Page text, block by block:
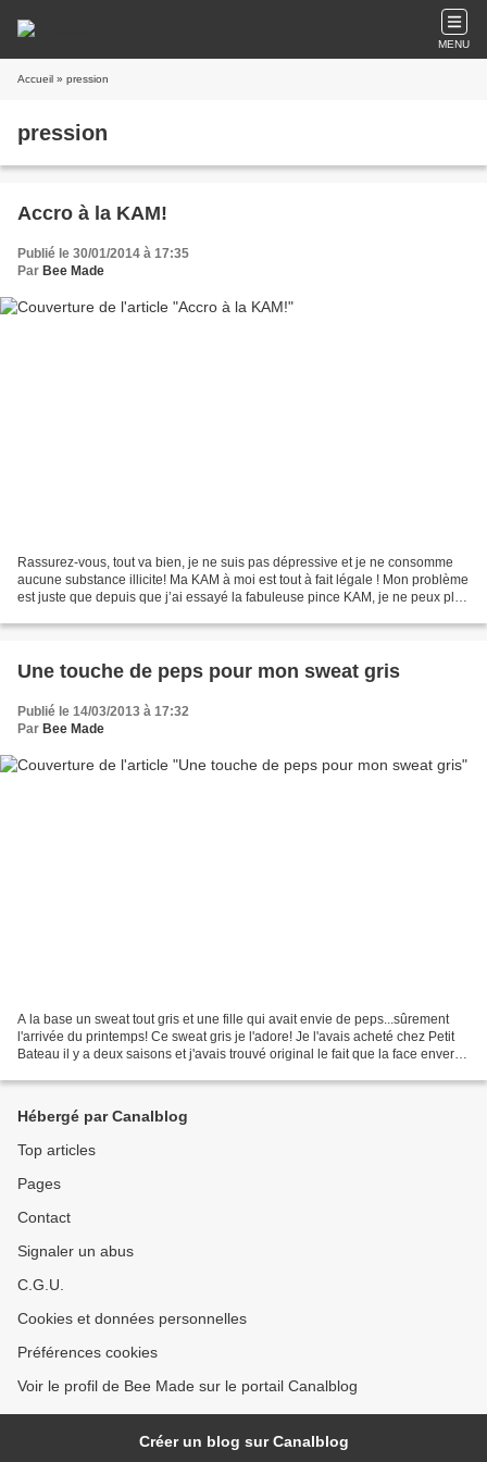
MENU
Accueil » pression
pression
Accro à la KAM!
Publié le 30/01/2014 à 17:35
Par Bee Made
Rassurez-vous, tout va bien, je ne suis pas dépressive et je ne consomme
aucune substance illicite! Ma KAM à moi est tout à fait légale ! Mon problème
est juste que depuis que j’ai essayé la fabuleuse pince KAM, je ne peux plus
Une touche de peps pour mon sweat gris
Publié le 14/03/2013 à 17:32
Par Bee Made
A la base un sweat tout gris et une fille qui avait envie de peps...sûrement
l'arrivée du printemps! Ce sweat gris je l'adore! Je l'avais acheté chez Petit
Bateau il y a deux saisons et j'avais trouvé original le fait que la face envers
Hébergé par Canalblog
Top articles
Pages
Contact
Signaler un abus
C.G.U.
Cookies et données personnelles
Préférences cookies
Voir le profil de Bee Made sur le portail Canalblog
Créer un blog sur Canalblog